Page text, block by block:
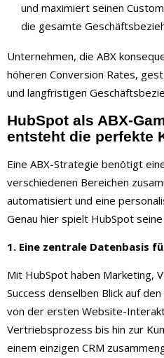
und maximiert seinen
die gesamte
Unternehmen, die ABX
höheren Conversion Rates,
und langfristigen
HubSpot als ABX-
entsteht die perfekte
Eine ABX-Strategie benötigt
verschiedenen Bereichen
automatisiert und eine
Genau hier spielt HubSpot seine
1. Eine zentrale Datenbasis
Mit HubSpot haben Marketing,
Success denselben Blick auf
von der ersten Website-
Vertriebsprozess bis hin zur
einem einzigen CRM